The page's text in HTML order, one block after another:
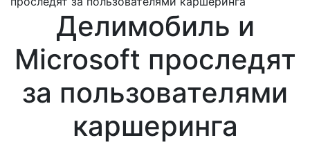
Делимобиль и
Microsoft проследят
за пользователями
каршеринга